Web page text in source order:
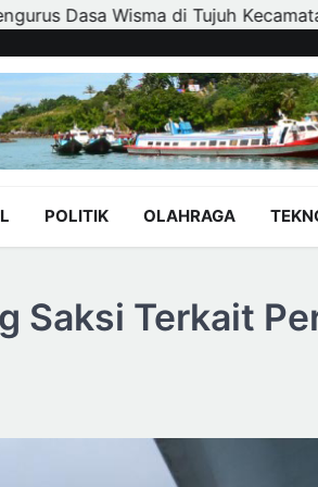
Polisi dan Petani di Kandis
POLITIK OLAHRAGA
Saksi Terkait